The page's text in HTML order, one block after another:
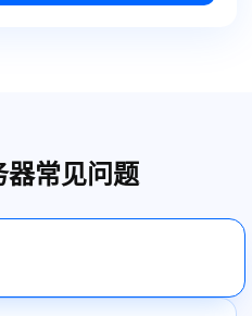
常见问题